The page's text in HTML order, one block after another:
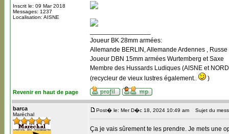
Inscrit le: 09 Mar 2018
Messages: 1237
Localisation: AISNE
Joueur BK 28mm armées:
Allemande BERLIN, Allemande Ardennes ,
Joueur DBN 15mm armées Wurtemberg et Saxe
Membre des Hussards Ludiques (AISNE et
(recycleur de vieux lustres également..
)
Revenir en haut de page
barca
Maréchal
Post� le: Mer D�c 18, 2024 10:49 am Sujet du
Ça je vais sûrement te les prendre. Je mets une